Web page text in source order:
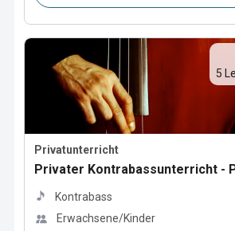
Privatunterricht
Privater Kontrabassunterricht -
Kontrabass
Erwachsene/Kinder
5